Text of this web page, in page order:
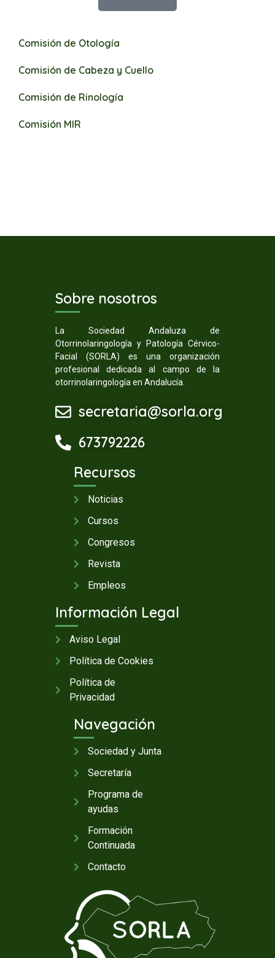
Comisión de Otología
Comisión de Cabeza y Cuello
Comisión de Rinología
Comisión MIR
Sobre nosotros
La Sociedad Andaluza de
Otorrinolaringología y Patología Cérvico-
Facial (SORLA) es una organización
profesional dedicada al campo de la
otorrinolaringología en Andalucía.
secretaria@sorla.org
673792226
Recursos
Noticias
Cursos
Congresos
Revista
Empleos
Información Legal
Aviso Legal
Política de Cookies
Política de
Privacidad
Navegación
Sociedad y Junta
Secretaría
Programa de
ayudas
Formación
Continuada
Contacto